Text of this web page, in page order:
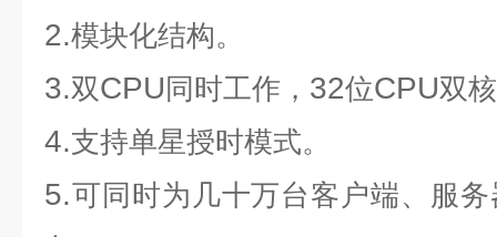
2.模块化结构。
3.双CPU 同时工作， 32位CPU双
4.支持单星授时模式。
5.可同时为几十万台客户端、服